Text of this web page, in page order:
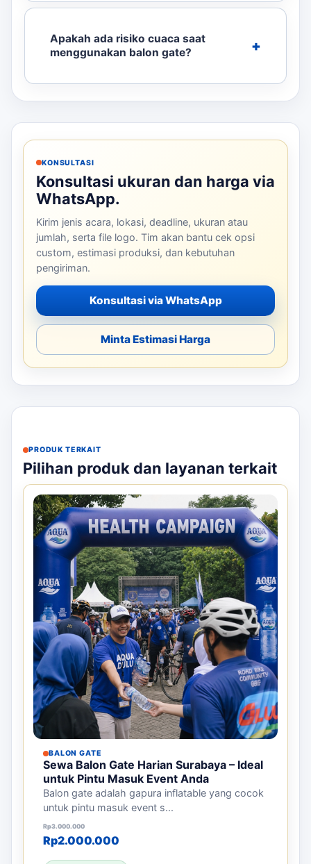
Apakah ada risiko cuaca saat
menggunakan balon gate?
KONSULTASI
Konsultasi ukuran dan harga via
WhatsApp.
Kirim jenis acara, lokasi, deadline, ukuran atau
jumlah, serta file logo. Tim akan bantu cek opsi
custom, estimasi produksi, dan kebutuhan
pengiriman.
Konsultasi via WhatsApp
Minta Estimasi Harga
PRODUK TERKAIT
Pilihan produk dan layanan terkait
BALON GATE
Sewa Balon Gate Harian Surabaya – Ideal
untuk Pintu Masuk Event Anda
Balon gate adalah gapura inflatable yang cocok
untuk pintu masuk event s...
Rp3.000.000
Harga aslinya adalah: Rp3.000.000.
Rp2.000.000
Harga saat ini adalah: Rp2.000.000.